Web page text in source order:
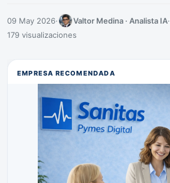
09 May 2026· Valtor Medina · Analista IA·
179 visualizaciones
EMPRESA RECOMENDADA